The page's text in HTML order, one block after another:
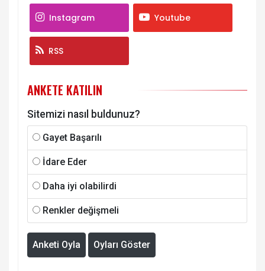
Instagram Youtube
RSS
ANKETE KATILIN
Sitemizi nasıl buldunuz?
Gayet Başarılı
İdare Eder
Daha iyi olabilirdi
Renkler değişmeli
Anketi Oyla Oyları Göster